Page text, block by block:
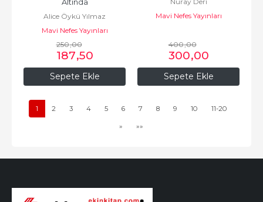
Sepete Ekle
Altında
Alice Öykü Yılmaz
Mavi Nefes Yayınları
250,00
187,50
Sepete Ekle
Mavi Nefes Yayınları
400,00
300,00
1 2 3 4 5 6 7 8 9 10 11-20
» »»